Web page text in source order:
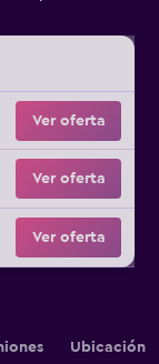
Ver oferta
Ver oferta
Ver oferta
Ubicación